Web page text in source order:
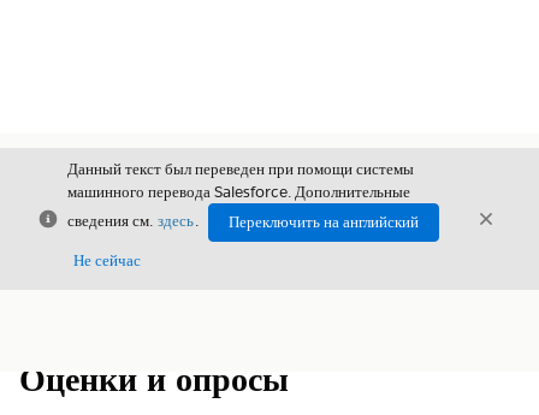
Закрыть
Данный текст был переведен при помощи системы
машинного перевода Salesforce. Дополнительные
сведения см. здесь.
Переключить на английский
Не сейчас
Оценки и опросы